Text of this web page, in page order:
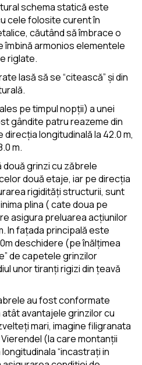
schema statică este
cele folosite curent în
căutând să îmbrace o
armonios elementele
riglate.
lasă să se “citească” și din
pe timpul nopții) a unei
gândite patru reazeme din
longitudinală la 42.0 m,
m.
grinzi cu zăbrele
două etaje, iar pe direcția
rigidități structurii, sunt
plina ( cate doua pe
asigura preluarea acțiunilor
In fațada principală este
deschidere (pe înălțimea
de capetele grinzilor
unor tiranți rigizi din țeavă
au fost conformate
avantajele grinzilor cu
mari, imagine filigranata
(la care montanții
“incastrați in